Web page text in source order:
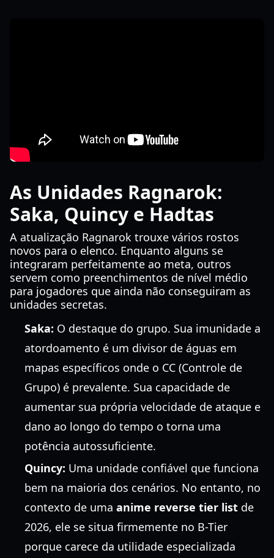
As Unidades Ragnarok:
Saka, Quincy e Hadtas
A atualização Ragnarok trouxe vários rostos
novos para o elenco. Enquanto alguns se
integraram perfeitamente ao meta, outros
servem como preenchimentos de nível médio
para jogadores que ainda não conseguiram as
unidades secretas.
Saka: O destaque do grupo. Sua imunidade a
atordoamento é um divisor de águas em
mapas específicos onde o CC (Controle de
Grupo) é prevalente. Sua capacidade de
aumentar sua própria velocidade de ataque e
dano ao longo do tempo o torna uma
potência autossuficiente.
Quincy: Uma unidade confiável que funciona
bem na maioria dos cenários. No entanto, no
contexto de uma anime reverse tier list de
2026, ele se situa firmemente no B-Tier
porque carece da utilidade especializada